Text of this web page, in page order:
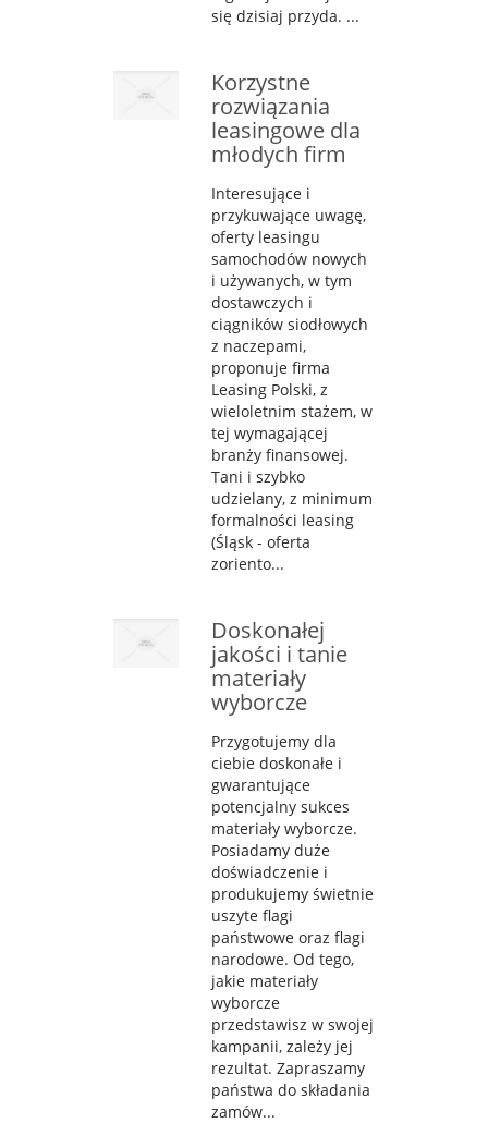
się dzisiaj przyda. ...
Korzystne
rozwiązania
leasingowe dla
młodych firm
Interesujące i
przykuwające uwagę,
oferty leasingu
samochodów nowych
i używanych, w tym
dostawczych i
ciągników siodłowych
z naczepami,
proponuje firma
Leasing Polski, z
wieloletnim stażem, w
tej wymagającej
branży finansowej.
Tani i szybko
udzielany, z minimum
formalności leasing
(Śląsk - oferta
zoriento...
Doskonałej
jakości i tanie
materiały
wyborcze
Przygotujemy dla
ciebie doskonałe i
gwarantujące
potencjalny sukces
materiały wyborcze.
Posiadamy duże
doświadczenie i
produkujemy świetnie
uszyte flagi
państwowe oraz flagi
narodowe. Od tego,
jakie materiały
wyborcze
przedstawisz w swojej
kampanii, zależy jej
rezultat. Zapraszamy
państwa do składania
zamów...